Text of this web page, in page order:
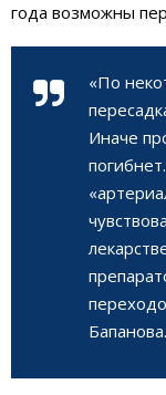
года возможны
«По
Иначе
Бапанова.